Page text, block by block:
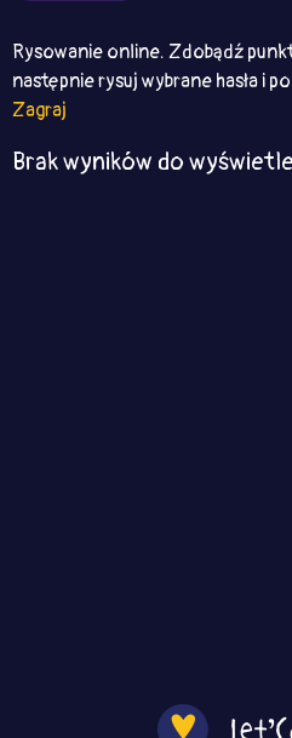
Rysowanie online. Zdobądź
następnie rysuj wybrane hasła i
Zagraj
Brak wyników do